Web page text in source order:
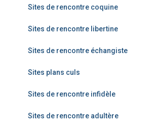
Sites de rencontre coquine
Sites de rencontre libertine
Sites de rencontre échangiste
Sites plans culs
Sites de rencontre infidèle
Sites de rencontre adultère